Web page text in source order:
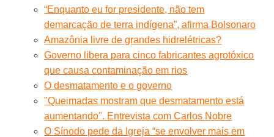
“Enquanto eu for presidente, não tem
demarcação de terra indígena”, afirma Bolsonaro
Amazônia livre de grandes hidrelétricas?
Governo libera para cinco fabricantes agrotóxico
que causa contaminação em rios
O desmatamento e o governo
"Queimadas mostram que desmatamento está
aumentando". Entrevista com Carlos Nobre
O Sínodo pede da Igreja “se envolver mais em